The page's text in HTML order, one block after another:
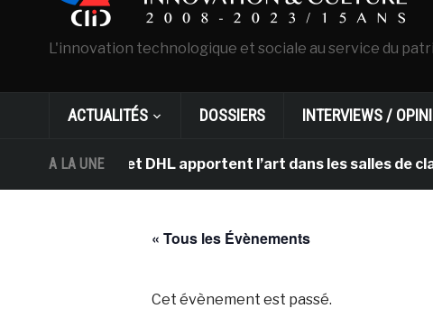
L'innovation technologique et sociale au service du
ACTUALITÉS DOSSIERS INTERVIEWS /
A LA UNEet DHL apportent l’art dans les salles de classe
« Tous les Évènements
Cet évènement est passé.